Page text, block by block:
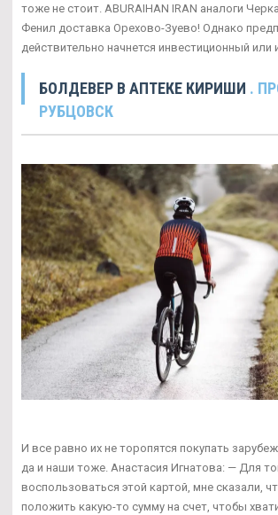
тоже не стоит. ABURAIHAN IRAN аналоги
Фенил доставка Орехово-Зуево! Однако
действительно начнется инвестиционный или
БОЛДЕВЕР В АПТЕКЕ КИРИШИ .
РУБЦОВСК
И все равно их не торопятся покупать
да и наши тоже. Анастасия Игнатова: — Для
воспользоваться этой картой, мне сказали,
положить какую-то сумму на счет, чтобы